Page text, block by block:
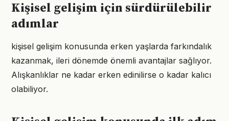
Kişisel gelişim için sürdürülebilir
adımlar
kişisel gelişim konusunda erken yaşlarda farkındalık
kazanmak, ileri dönemde önemli avantajlar sağlıyor.
Alışkanlıklar ne kadar erken edinilirse o kadar kalıcı
olabiliyor.